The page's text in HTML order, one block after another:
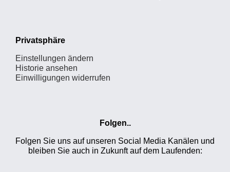
Privatsphäre
Einstellungen ändern
Historie ansehen
Einwilligungen widerrufen
Folgen..
Folgen Sie uns auf unseren Social Media Kanälen und
bleiben Sie auch in Zukunft auf dem Laufenden: